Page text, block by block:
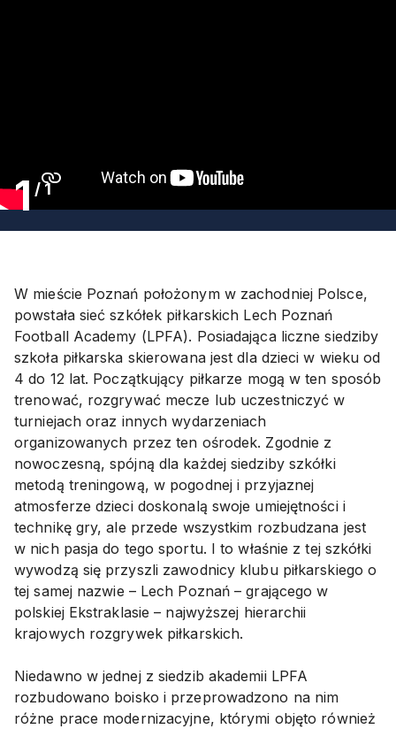
1 / 1
W mieście Poznań położonym w zachodniej Polsce,
powstała sieć szkółek piłkarskich Lech Poznań
Football Academy (LPFA). Posiadająca liczne siedziby
szkoła piłkarska skierowana jest dla dzieci w wieku od
4 do 12 lat. Początkujący piłkarze mogą w ten sposób
trenować, rozgrywać mecze lub uczestniczyć w
turniejach oraz innych wydarzeniach
organizowanych przez ten ośrodek. Zgodnie z
nowoczesną, spójną dla każdej siedziby szkółki
metodą treningową, w pogodnej i przyjaznej
atmosferze dzieci doskonalą swoje umiejętności i
technikę gry, ale przede wszystkim rozbudzana jest
w nich pasja do tego sportu. I to właśnie z tej szkółki
wywodzą się przyszli zawodnicy klubu piłkarskiego o
tej samej nazwie – Lech Poznań – grającego w
polskiej Ekstraklasie – najwyższej hierarchii
krajowych rozgrywek piłkarskich.
Niedawno w jednej z siedzib akademii LPFA
rozbudowano boisko i przeprowadzono na nim
różne prace modernizacyjne, którymi objęto również